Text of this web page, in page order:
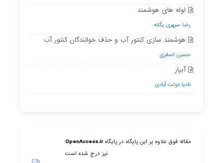
لوله های هوشمند
رضا سپهری یگانه
هوشمند سازی کنتور آب و حذف خوانندگان کنتور آب
حسین اصغری
آبیار
نادیا دولت آبادی
مقاله فوق علاوه بر این پایگاه در پایگاهOpenAccess.ir
نیز درج شده است